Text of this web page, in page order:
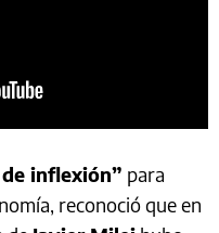
inflexión” para
reconoció que en